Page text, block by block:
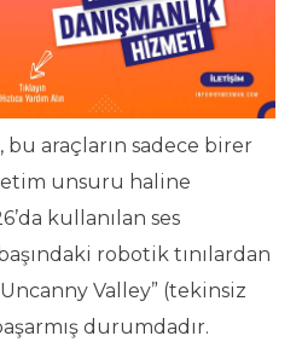
bu araçların sadece birer
unsuru haline
kullanılan ses
robotik tınılardan
Valley” (tekinsiz
durumdadır.